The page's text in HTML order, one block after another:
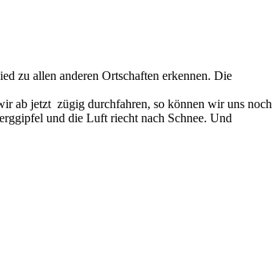
zu allen anderen Ortschaften erkennen. Die
ab jetzt zügig durchfahren, so können wir uns noch
und die Luft riecht nach Schnee. Und